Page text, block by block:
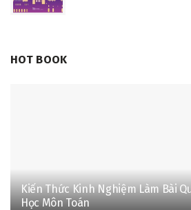
HOT BOOK
Kiến Thức Kinh Nghiệm Làm Bài
Học Môn Toán